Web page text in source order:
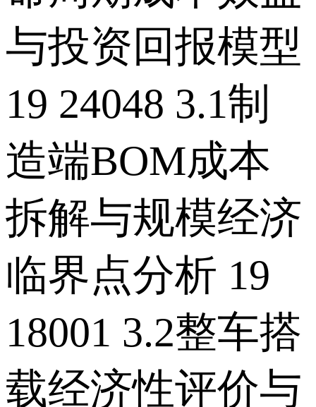
与投资回报模型
19 24048 3.1制
造端BOM成本
拆解与规模经济
临界点分析 19
18001 3.2整车搭
载经济性评价与